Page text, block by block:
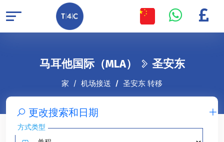
马耳他国际（MLA） 圣安东
家 机场接送 圣安东 转移
更改搜索和日期
方式类型